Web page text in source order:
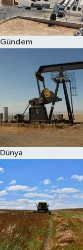
Gündem
Dünya
Spor
Burç Yorumları
Çocuk
Eğitim
Hava Durumu
Kadın
Kültür Sanat
Sağlık
Siyaset